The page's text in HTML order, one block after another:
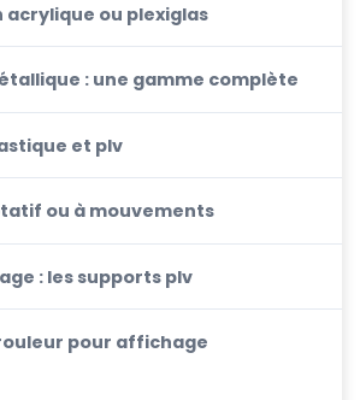
acrylique ou plexiglas
: une gamme complète
et plv
ou à mouvements
: les supports plv
pour affichage